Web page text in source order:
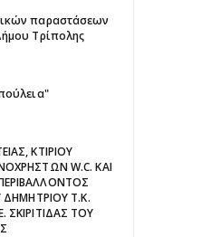
παραστάσεων
Τρίπολης
ΚΤΙΡΙΟΥ
W.C. ΚΑΙ
ΔΗΜΗΤΡΙΟΥ Τ.Κ.
ΤΟΥ